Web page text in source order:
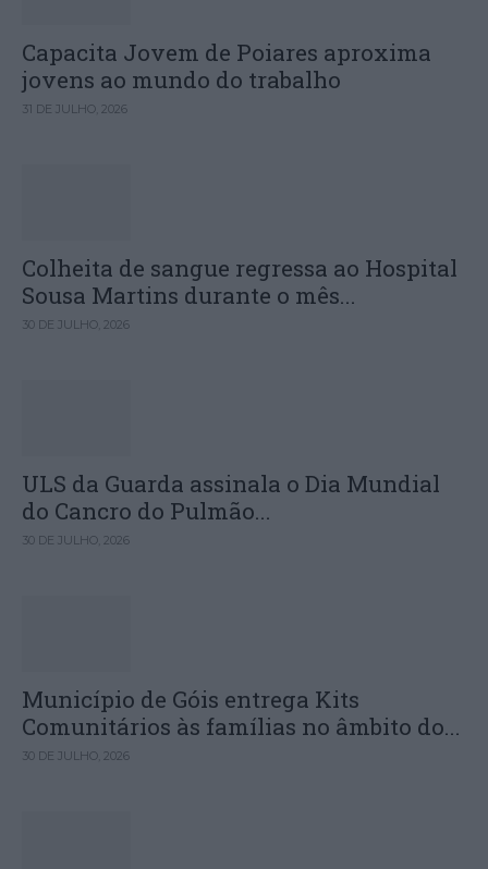
Capacita Jovem de Poiares aproxima
jovens ao mundo do trabalho
31 DE JULHO, 2026
Colheita de sangue regressa ao Hospital
Sousa Martins durante o mês...
30 DE JULHO, 2026
ULS da Guarda assinala o Dia Mundial
do Cancro do Pulmão...
30 DE JULHO, 2026
Município de Góis entrega Kits
Comunitários às famílias no âmbito do...
30 DE JULHO, 2026